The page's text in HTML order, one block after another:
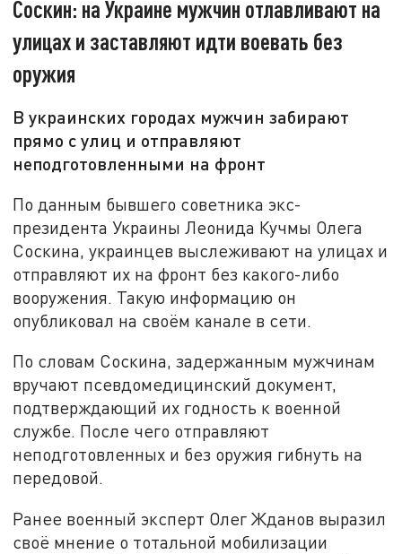
Соскин: на Украине мужчин отлавливают на
улицах и заставляют идти воевать без
оружия
В украинских городах мужчин забирают
прямо с улиц и отправляют
неподготовленными на фронт
По данным бывшего советника экс-
президента Украины Леонида Кучмы Олега
Соскина, украинцев выслеживают на улицах и
отправляют их на фронт без какого-либо
вооружения. Такую информацию он
опубликовал на своём канале в сети.
По словам Соскина, задержанным мужчинам
вручают псевдомедицинский документ,
подтверждающий их годность к военной
службе. После чего отправляют
неподготовленных и без оружия гибнуть на
передовой.
Ранее военный эксперт Олег Жданов выразил
своё мнение о тотальной мобилизации